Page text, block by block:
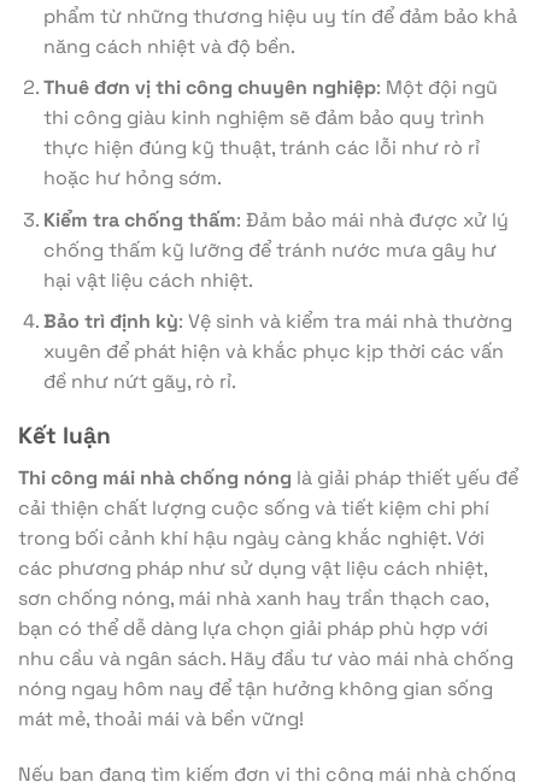
phẩm từ những thương hiệu uy tín để đảm bảo khả
năng cách nhiệt và độ bền.
Thuê đơn vị thi công chuyên nghiệp: Một đội ngũ
thi công giàu kinh nghiệm sẽ đảm bảo quy trình
thực hiện đúng kỹ thuật, tránh các lỗi như rò rỉ
hoặc hư hỏng sớm.
Kiểm tra chống thấm: Đảm bảo mái nhà được xử lý
chống thấm kỹ lưỡng để tránh nước mưa gây hư
hại vật liệu cách nhiệt.
Bảo trì định kỳ: Vệ sinh và kiểm tra mái nhà thường
xuyên để phát hiện và khắc phục kịp thời các vấn
đề như nứt gãy, rò rỉ.
Kết luận
Thi công mái nhà chống nóng là giải pháp thiết yếu để
cải thiện chất lượng cuộc sống và tiết kiệm chi phí
trong bối cảnh khí hậu ngày càng khắc nghiệt. Với
các phương pháp như sử dụng vật liệu cách nhiệt,
sơn chống nóng, mái nhà xanh hay trần thạch cao,
bạn có thể dễ dàng lựa chọn giải pháp phù hợp với
nhu cầu và ngân sách. Hãy đầu tư vào mái nhà chống
nóng ngay hôm nay để tận hưởng không gian sống
mát mẻ, thoải mái và bền vững!
Nếu bạn đang tìm kiếm đơn vị thi công mái nhà chống